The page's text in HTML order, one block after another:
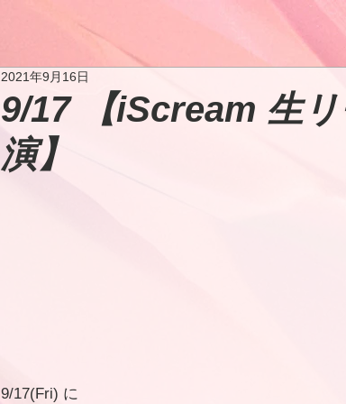
9/17 【iScream 生
演】
2021年9月16日
9/17(Fri) に